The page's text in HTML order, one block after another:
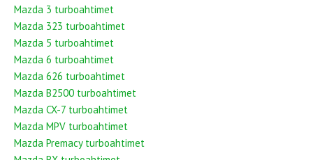
Mazda 3 turboahtimet
Mazda 323 turboahtimet
Mazda 5 turboahtimet
Mazda 6 turboahtimet
Mazda 626 turboahtimet
Mazda B2500 turboahtimet
Mazda CX-7 turboahtimet
Mazda MPV turboahtimet
Mazda Premacy turboahtimet